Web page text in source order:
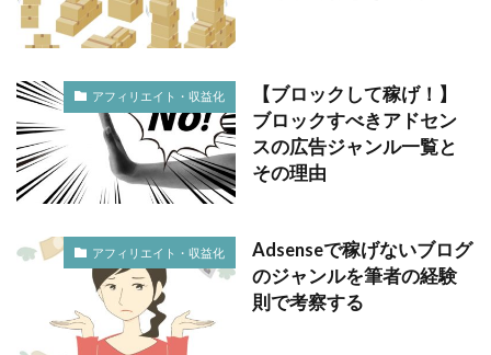
アフィリエイト・収益化
【ブロックして稼げ！】
ブロックすべきアドセン
スの広告ジャンル一覧と
その理由
アフィリエイト・収益化
Adsenseで稼げないブログ
のジャンルを筆者の経験
則で考察する